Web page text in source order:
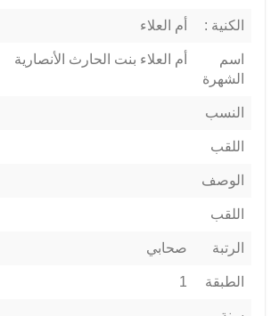
الكنية : أم العلاء
اسم
الشهرة
أم العلاء بنت الحارث الأنصارية
النسب
اللقب
الوصف
اللقب
الرتبة صحابي
الطبقة 1